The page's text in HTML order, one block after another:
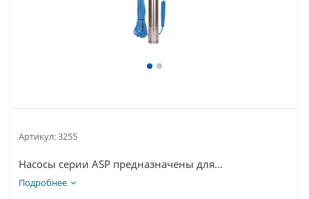
Артикул:3255
Насосы серии ASP предназначены для...
Подробнее